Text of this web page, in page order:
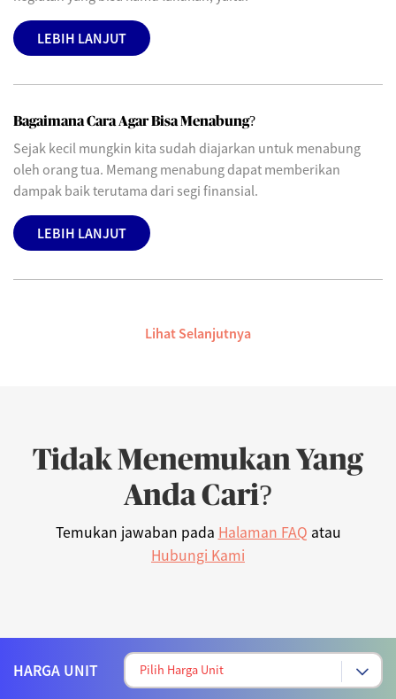
LEBIH LANJUT
Bagaimana Cara Agar Bisa Menabung?
Sejak kecil mungkin kita sudah diajarkan untuk menabung
oleh orang tua. Memang menabung dapat memberikan
dampak baik terutama dari segi finansial.
LEBIH LANJUT
Lihat Selanjutnya
Tidak Menemukan Yang
Anda Cari?
Temukan jawaban pada Halaman FAQ atau
Hubungi Kami
HARGA UNIT